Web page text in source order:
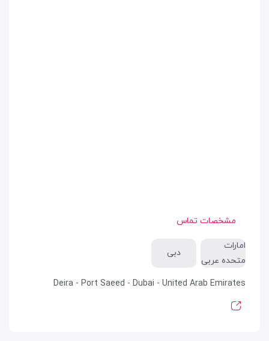
مشخصات تماس
امارات
متحده عربی
دبی
Deira - Port Saeed - Dubai - United Arab Emirates